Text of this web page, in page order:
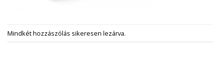
Mindkét hozzászólás sikeresen lezárva.